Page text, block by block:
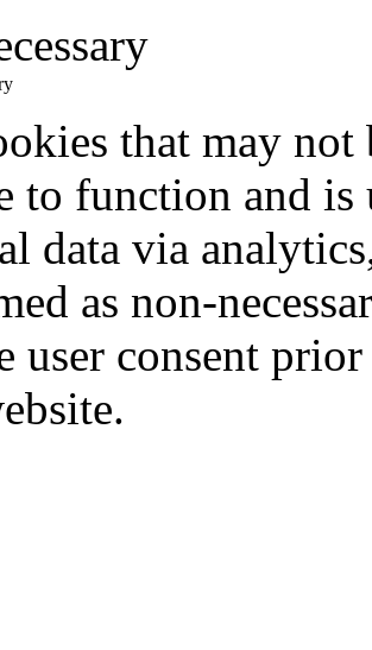
that may not
to function and
data via
as non-
user consent